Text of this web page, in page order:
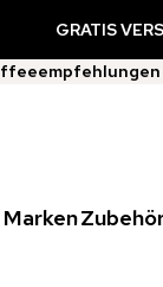
GRATIS